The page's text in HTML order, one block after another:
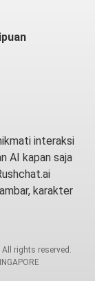
interaksi
AI kapan saja
karakter
All rights reserved.